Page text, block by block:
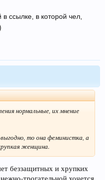
ссылке, в которой чел,
нормальные, их мнение
то она феминистка, а
женщина.
беззащитных и хрупких